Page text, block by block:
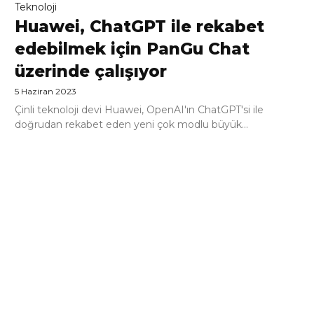
Teknoloji
Huawei, ChatGPT ile rekabet
edebilmek için PanGu Chat
üzerinde çalışıyor
5 Haziran 2023
Çinli teknoloji devi Huawei, OpenAI'ın ChatGPT'si ile
doğrudan rekabet eden yeni çok modlu büyük...